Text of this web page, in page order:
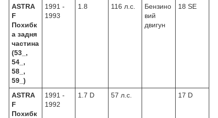
ASTRA
F
Похибк
а задня
частина
(53_,
54_,
58_,
59_)
1991 -
1993
1.8 116 л.с.
Бензино
вий
двигун
18 SE
ASTRA
F
Похибк
1991 -
1992
1.7 D 57 л.с. 17 D